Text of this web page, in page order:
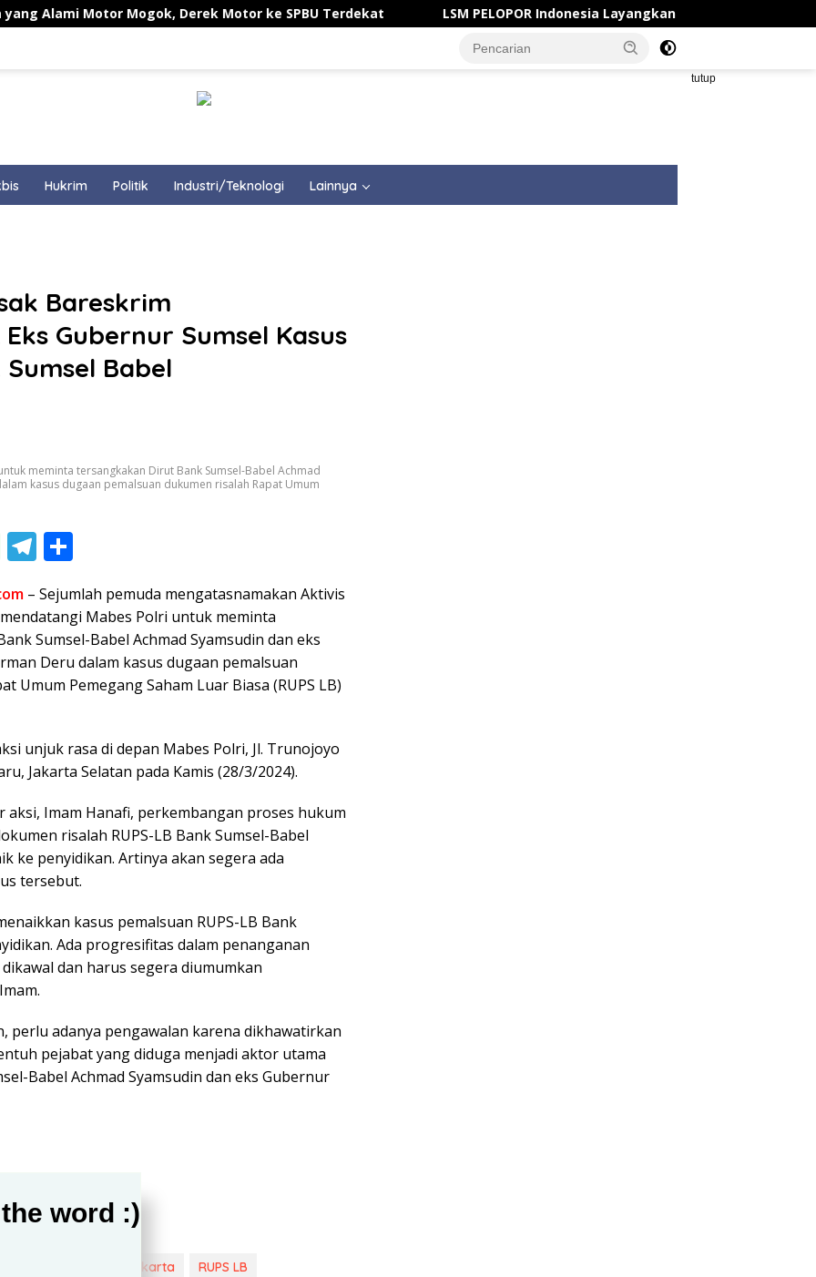
Motor Mogok, Derek Motor ke SPBU Terdekat LSM PELOPOR Indonesia Layangkan Surat Cinta Manajemen
tutup
Hukrim Politik Industri/Teknologi Lainnya
Bareskrim
Gubernur Sumsel Kasus
Sumsel Babel
meminta tersangkakan Dirut Bank Sumsel-Babel Achmad
kasus dugaan pemalsuan dukumen risalah Rapat Umum
Li
e
T
e
gr
a
m
ar
e
– Sejumlah pemuda mengatasnamakan Aktivis
mendatangi Mabes Polri untuk meminta
Sumsel-Babel Achmad Syamsudin dan eks
Deru dalam kasus dugaan pemalsuan
Umum Pemegang Saham Luar Biasa (RUPS LB)
unjuk rasa di depan Mabes Polri, Jl. Trunojoyo
Jakarta Selatan pada Kamis (28/3/2024).
Imam Hanafi, perkembangan proses hukum
risalah RUPS-LB Bank Sumsel-Babel
ke penyidikan. Artinya akan segera ada
tersebut.
kasus pemalsuan RUPS-LB Bank
Ada progresifitas dalam penanganan
dan harus segera diumumkan
perlu adanya pengawalan karena dikhawatirkan
pejabat yang diduga menjadi aktor utama
Babel Achmad Syamsudin dan eks Gubernur
Mahasiswa Sumsel-Jakarta RUPS LB
word :)